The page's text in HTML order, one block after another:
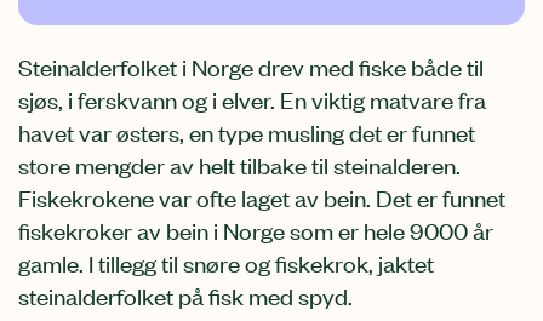
Steinalderfolket i Norge drev med fiske både til
sjøs, i ferskvann og i elver. En viktig matvare fra
havet var østers, en type musling det er funnet
store mengder av helt tilbake til steinalderen.
Fiskekrokene var ofte laget av bein. Det er funnet
fiskekroker av bein i Norge som er hele 9000 år
gamle. I tillegg til snøre og fiskekrok, jaktet
steinalderfolket på fisk med spyd.